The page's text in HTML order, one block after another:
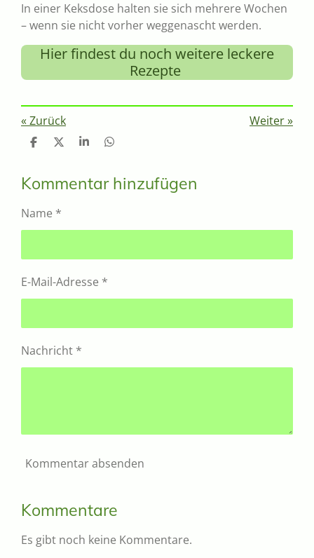
In einer Keksdose halten sie sich mehrere Wochen
– wenn sie nicht vorher weggenascht werden.
Hier findest du noch weitere leckere
Rezepte
«Zurück Weiter»
T
l
e
T
l
e
T
l
e
T
l
e
Kommentar hinzufügen
Name *
E-Mail-Adresse *
Nachricht *
Kommentar absenden
Kommentare
Es gibt noch keine Kommentare.